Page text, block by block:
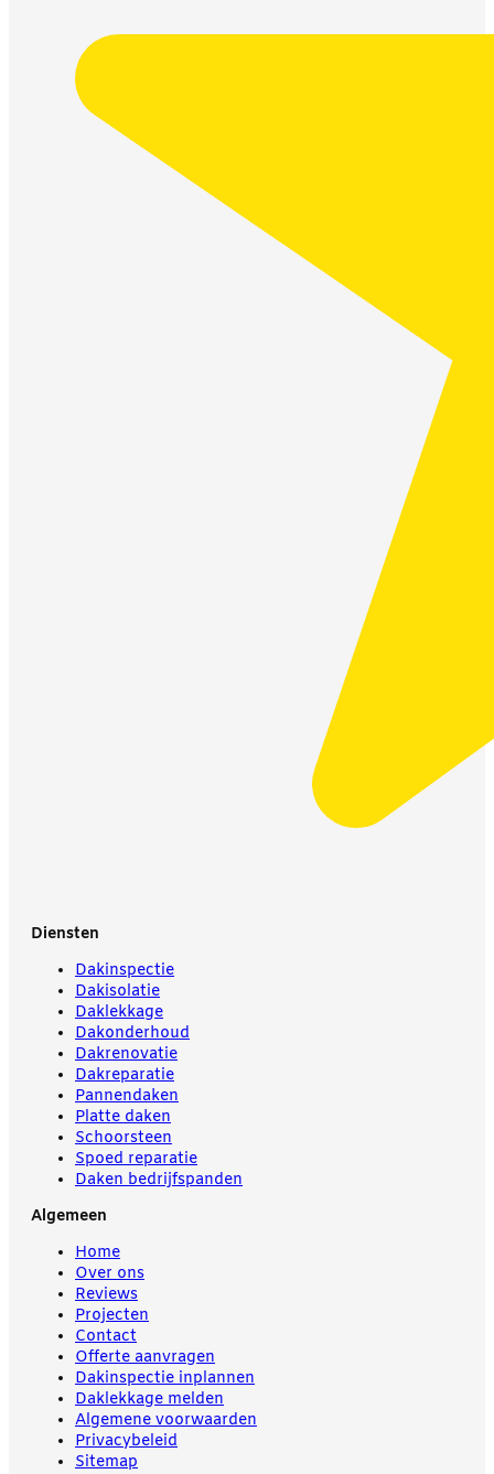
Diensten
Dakinspectie
Dakisolatie
Daklekkage
Dakonderhoud
Dakrenovatie
Dakreparatie
Pannendaken
Platte daken
Schoorsteen
Spoed reparatie
Daken bedrijfspanden
Algemeen
Home
Over ons
Reviews
Projecten
Contact
Offerte aanvragen
Dakinspectie inplannen
Daklekkage melden
Algemene voorwaarden
Privacybeleid
Sitemap